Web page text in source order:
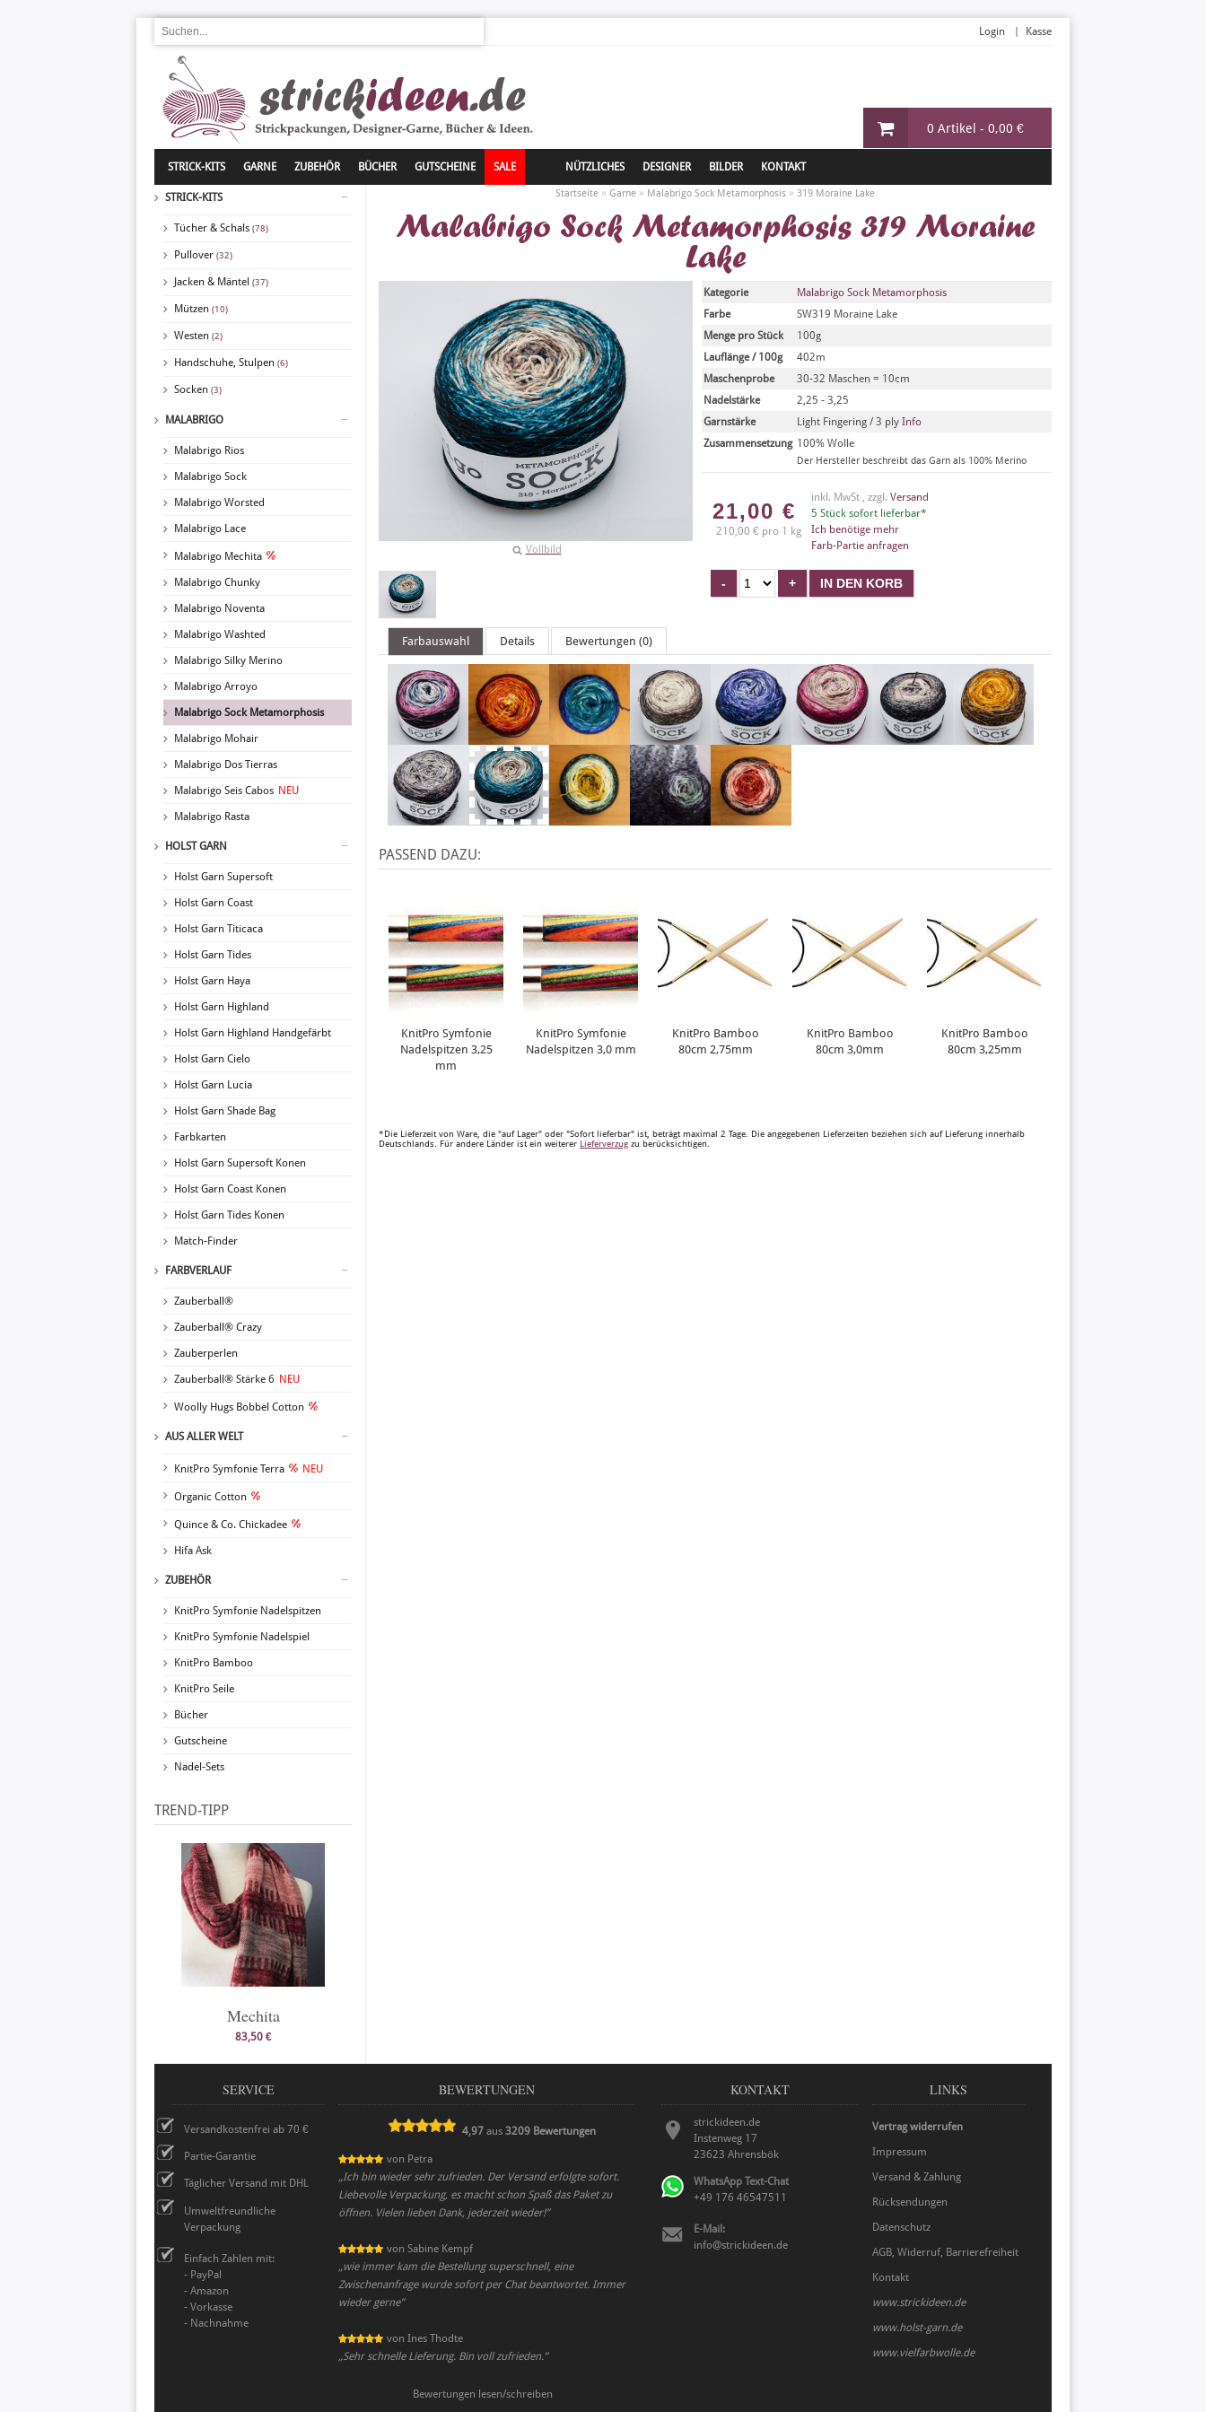
0 Artikel - 0,00 €
Login Kasse
STRICK-KITS GARNE ZUBEHÖR BÜCHER GUTSCHEINE SALE NÜTZLICHES DESIGNER BILDER KONTAKT
STRICK-KITS
Tücher & Schals (78)
Pullover (32)
Jacken & Mäntel (37)
Mützen (10)
Westen (2)
Handschuhe, Stulpen (6)
Socken (3)
MALABRIGO
Malabrigo Rios
Malabrigo Sock
Malabrigo Worsted
Malabrigo Lace
Malabrigo Mechita
Malabrigo Chunky
Malabrigo Noventa
Malabrigo Washted
Malabrigo Silky Merino
Malabrigo Arroyo
Malabrigo Sock Metamorphosis
Malabrigo Mohair
Malabrigo Dos Tierras
Malabrigo Seis Cabos NEU
Malabrigo Rasta
HOLST GARN
Holst Garn Supersoft
Holst Garn Coast
Holst Garn Titicaca
Holst Garn Tides
Holst Garn Haya
Holst Garn Highland
Holst Garn Highland Handgefärbt
Holst Garn Cielo
Holst Garn Lucia
Holst Garn Shade Bag
Farbkarten
Holst Garn Supersoft Konen
Holst Garn Coast Konen
Holst Garn Tides Konen
Match-Finder
FARBVERLAUF
Zauberball®
Zauberball® Crazy
Zauberperlen
Zauberball® Stärke 6 NEU
Woolly Hugs Bobbel Cotton
AUS ALLER WELT
KnitPro Symfonie Terra NEU
Organic Cotton
Quince & Co. Chickadee
Hifa Ask
ZUBEHÖR
KnitPro Symfonie Nadelspitzen
KnitPro Symfonie Nadelspiel
KnitPro Bamboo
KnitPro Seile
Bücher
Gutscheine
Nadel-Sets
TREND-TIPP
Mechita
83,50 €
Startseite » Garne » Malabrigo Sock Metamorphosis » 319 Moraine Lake
Malabrigo Sock Metamorphosis 319 Moraine
Lake
Vollbild
Kategorie
Malabrigo Sock Metamorphosis
Farbe
SW319 Moraine Lake
Menge pro Stück
100g
Lauflänge / 100g
402m
Maschenprobe
30-32 Maschen = 10cm
Nadelstärke
2,25 - 3,25
Garnstärke
Light Fingering / 3 ply Info
Zusammensetzung 100% Wolle
Der Hersteller beschreibt das Garn als 100% Merino
21,00 €
210,00 € pro 1 kg
inkl. MwSt , zzgl. Versand
5 Stück sofort lieferbar*
Ich benötige mehr
Farb-Partie anfragen
Farbauswahl Details Bewertungen (0)
PASSEND DAZU:
KnitPro Symfonie
Nadelspitzen 3,25
mm
KnitPro Symfonie
Nadelspitzen 3,0 mm
KnitPro Bamboo
80cm 2,75mm
KnitPro Bamboo
80cm 3,0mm
KnitPro Bamboo
80cm 3,25mm
*Die Lieferzeit von Ware, die "auf Lager" oder "Sofort lieferbar" ist, beträgt maximal 2 Tage. Die angegebenen Lieferzeiten beziehen sich auf Lieferung innerhalb
Deutschlands. Für andere Länder ist ein weiterer Lieferverzug zu berücksichtigen.
SERVICE
Versandkostenfrei ab 70 €
Partie-Garantie
Täglicher Versand mit DHL
Umweltfreundliche
Verpackung
Einfach Zahlen mit:
- PayPal
- Amazon
- Vorkasse
- Nachnahme
BEWERTUNGEN
4,97 aus3209 Bewertungen
von Petra
„Ich bin wieder sehr zufrieden. Der Versand erfolgte sofort.
Liebevolle Verpackung, es macht schon Spaß das Paket zu
öffnen. Vielen lieben Dank, jederzeit wieder!”
von Sabine Kempf
„wie immer kam die Bestellung superschnell, eine
Zwischenanfrage wurde sofort per Chat beantwortet. Immer
wieder gerne”
von Ines Thodte
„Sehr schnelle Lieferung. Bin voll zufrieden.”
Bewertungen lesen/schreiben
KONTAKT
strickideen.de
Instenweg 17
23623 Ahrensbök
WhatsApp Text-Chat
+49 176 46547511
E-Mail:
info@strickideen.de
LINKS
Vertrag widerrufen
Impressum
Versand & Zahlung
Rücksendungen
Datenschutz
AGB, Widerruf, Barrierefreiheit
Kontakt
www.strickideen.de
www.holst-garn.de
www.vielfarbwolle.de